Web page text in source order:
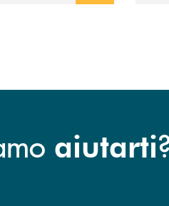
aiutarti